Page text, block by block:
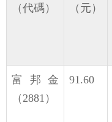
（代碼）
（元）
富邦金
（2881）
91.60